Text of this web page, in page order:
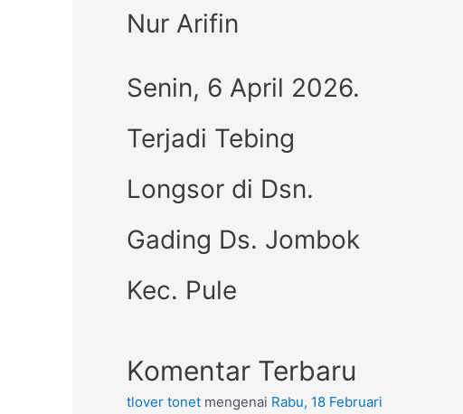
Nur Arifin
Senin, 6 April 2026.
Terjadi Tebing
Longsor di Dsn.
Gading Ds. Jombok
Kec. Pule
Komentar Terbaru
tlover tonet mengenai Rabu, 18 Februari